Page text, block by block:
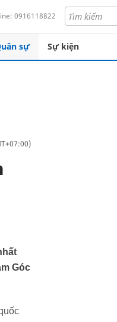
0916118822
sự Sự kiện
Góc